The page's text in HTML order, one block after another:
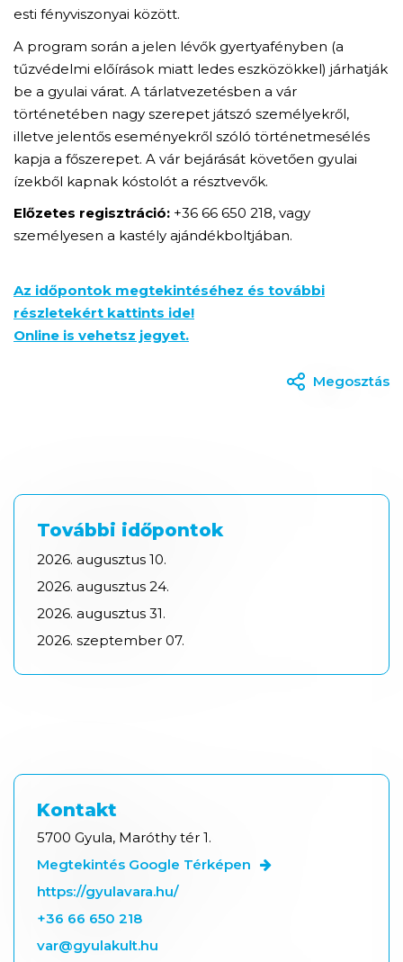
esti fényviszonyai között.
A program során a jelen lévők gyertyafényben (a
tűzvédelmi előírások miatt ledes eszközökkel) járhatják
be a gyulai várat. A tárlatvezetésben a vár
történetében nagy szerepet játszó személyekről,
illetve jelentős eseményekről szóló történetmesélés
kapja a főszerepet. A vár bejárását követően gyulai
ízekből kapnak kóstolót a résztvevők.
Előzetes regisztráció: +36 66 650 218, vagy
személyesen a kastély ajándékboltjában.
Az időpontok megtekintéséhez és további
részletekért kattints ide!
Online is vehetsz jegyet.
Megosztás
További időpontok
2026. augusztus 10.
2026. augusztus 24.
2026. augusztus 31.
2026. szeptember 07.
Kontakt
5700 Gyula, Maróthy tér 1.
Megtekintés Google Térképen
https://gyulavara.hu/
+36 66 650 218
var@gyulakult.hu